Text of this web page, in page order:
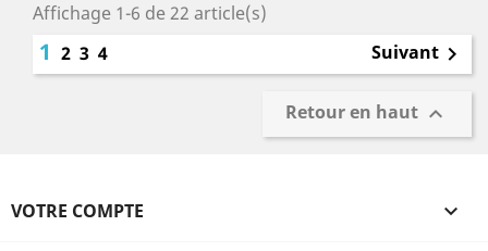
Affichage 1-6 de 22 article(s)
1 2 3 4 Suivant 
Retour en haut 
VOTRE COMPTE 